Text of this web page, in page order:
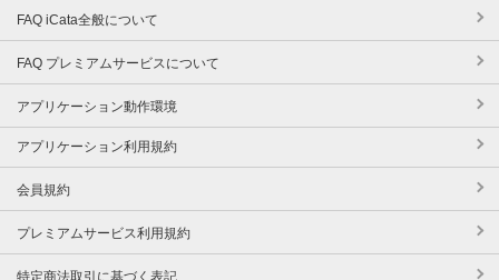
FAQ iCata全般について
FAQ プレミアムサービスについて
アプリケーション動作環境
アプリケーション利用規約
会員規約
プレミアムサービス利用規約
特定商法取引に基づく表記